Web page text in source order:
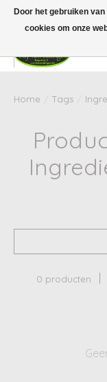
Wij zijn gesloten van 24
dat de levertijd van uw
gebruikelijk.
Home Tags
0 producten
Door het gebruiken
cookies om onze